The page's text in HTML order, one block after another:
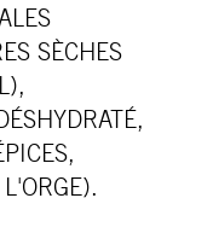
SÈCHES